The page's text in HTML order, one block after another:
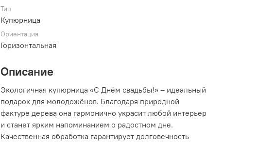
Тип
Купюрница
Ориентация
Горизонтальная
Описание
Экологичная купюрница «С Днём свадьбы!» – идеальный
подарок для молодожёнов. Благодаря природной
фактуре дерева она гармонично украсит любой интерьер
и станет ярким напоминанием о радостном дне.
Качественная обработка гарантирует долговечность